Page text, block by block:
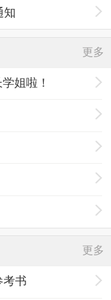
知
更多
姐啦！
更多
考书